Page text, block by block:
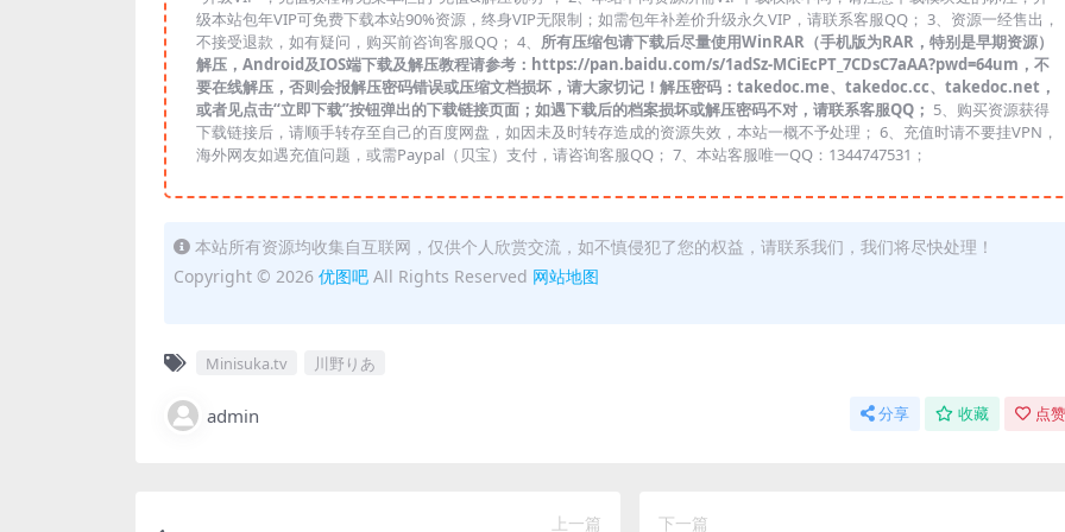
级本站包年VIP可免费下载本站90%资源，终身VIP无限制；如需包年补差价升级永久VIP，请联系客服QQ； 3、资源一经售出，
不接受退款，如有疑问，购买前咨询客服QQ； 4、 所有压缩包请下载后尽量使用WinRAR（手机版为RAR，特别是早期资源）
解压，Android及IOS端下载及解压教程请参考：https://pan.baidu.com/s/1adSz-MCiEcPT_7CDsC7aAA?pwd=64um，不
要在线解压，否则会报解压密码错误或压缩文档损坏，请大家切记！解压密码：takedoc.me、takedoc.cc、takedoc.net，
或者见点击“立即下载”按钮弹出的下载链接页面；如遇下载后的档案损坏或解压密码不对，请联系客服QQ； 5、购买资源获得
下载链接后，请顺手转存至自己的百度网盘，如因未及时转存造成的资源失效，本站一概不予处理； 6、充值时请不要挂VPN，
海外网友如遇充值问题，或需Paypal（贝宝）支付，请咨询客服QQ； 7、本站客服唯一QQ：1344747531；
本站所有资源均收集自互联网，仅供个人欣赏交流，如不慎侵犯了您的权益，请联系我们，我们将尽快处理！
Copyright © 2026 优图吧 All Rights Reserved 网站地图
Minisuka.tv 川野りあ
admin 分享 收藏 点
上一篇 下一篇